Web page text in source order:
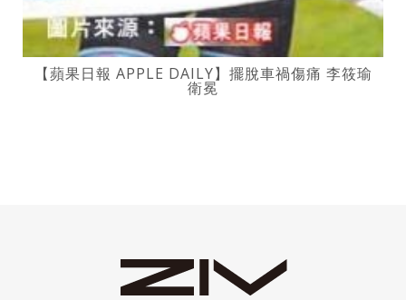
【蘋果日報 APPLE DAILY】擺脫車禍傷痛 李筱瑜
衛冕